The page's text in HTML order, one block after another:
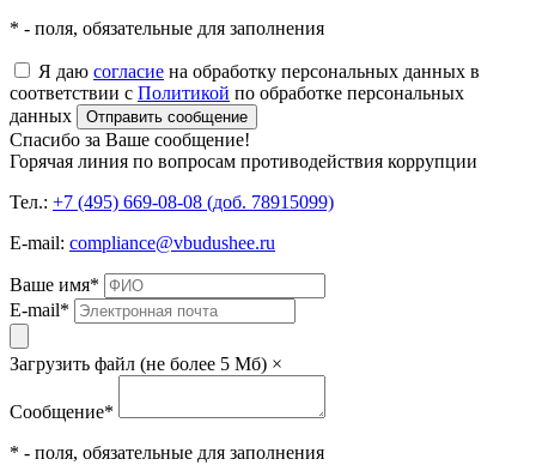
* - поля, обязательные для заполнения
Я даю согласие на обработку персональных данных в
соответствии с Политикой по обработке персональных
данных
Отправить сообщение
Спасибо за Ваше сообщение!
Горячая линия по вопросам противодействия коррупции
Тел.: +7 (495) 669-08-08 (доб. 78915099)
E-mail: compliance@vbudushee.ru
Ваше имя*
E-mail*
Загрузить файл (не более 5 Мб) ×
Сообщение*
* - поля, обязательные для заполнения